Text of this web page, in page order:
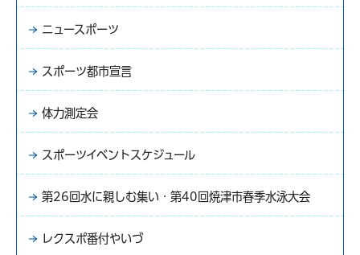
ニュースポーツ
スポーツ都市宣言
体力測定会
スポーツイベントスケジュール
第26回水に親しむ集い・第40回焼津市春季水泳大会
レクスポ番付やいづ